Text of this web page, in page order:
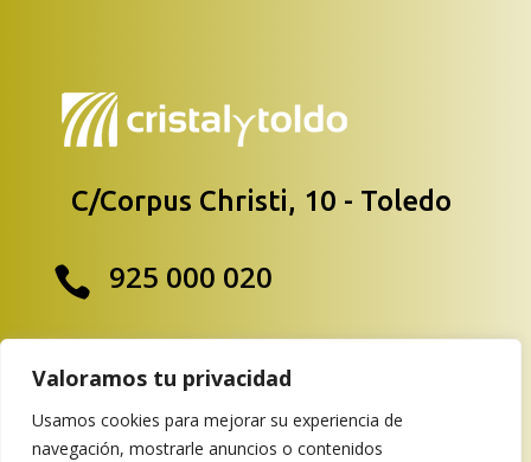
Valoramos tu privacidad
Usamos cookies para mejorar su experiencia de
navegación, mostrarle anuncios o contenidos
C/Corpus Christi, 10 - Toledo
 925 000 020
info@cristalytoldo.es